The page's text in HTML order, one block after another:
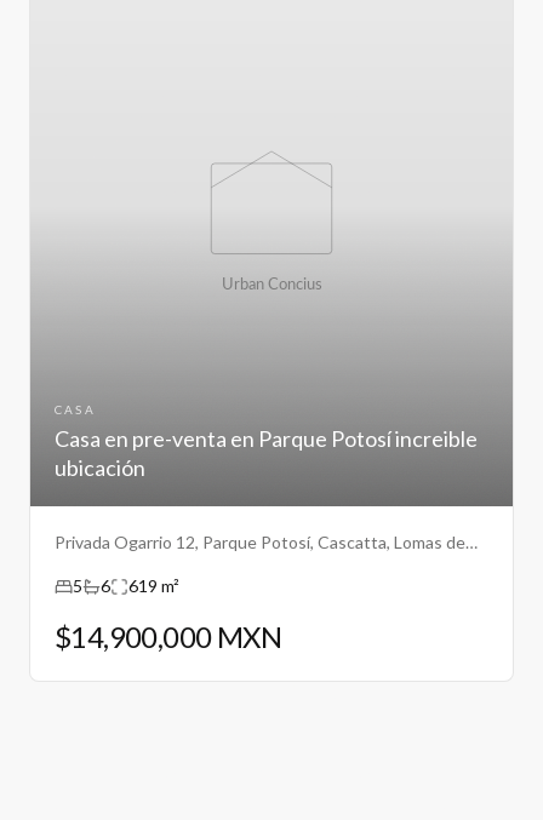
CASA
Casa en pre-venta en Parque Potosí increible
ubicación
Privada Ogarrio 12, Parque Potosí, Cascatta, Lomas de
5
6 619 m²
$14,900,000 MXN